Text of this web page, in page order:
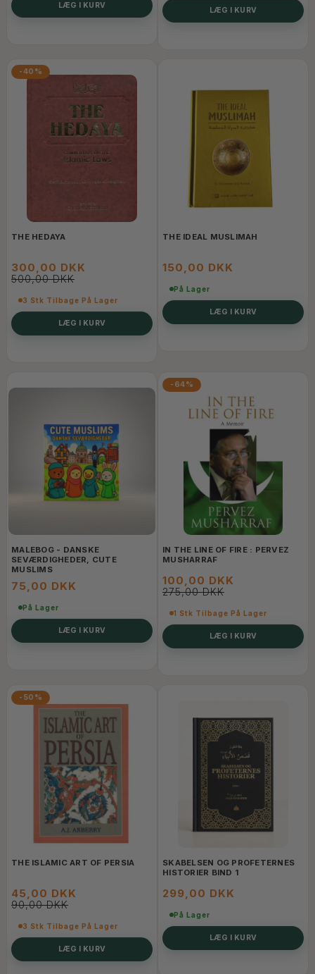
LÆG I KURV
LÆG I KURV
-40%
THE HEDAYA
300,00 DKK
500,00 DKK
3 Stk Tilbage På Lager
LÆG I KURV
THE IDEAL MUSLIMAH
150,00 DKK
På Lager
LÆG I KURV
MALEBOG - DANSKE
SEVÆRDIGHEDER, CUTE
MUSLIMS
75,00 DKK
På Lager
LÆG I KURV
-64%
IN THE LINE OF FIRE : PERVEZ
MUSHARRAF
100,00 DKK
275,00 DKK
1 Stk Tilbage På Lager
LÆG I KURV
-50%
THE ISLAMIC ART OF PERSIA
45,00 DKK
90,00 DKK
3 Stk Tilbage På Lager
LÆG I KURV
SKABELSEN OG PROFETERNES
HISTORIER BIND 1
299,00 DKK
På Lager
LÆG I KURV